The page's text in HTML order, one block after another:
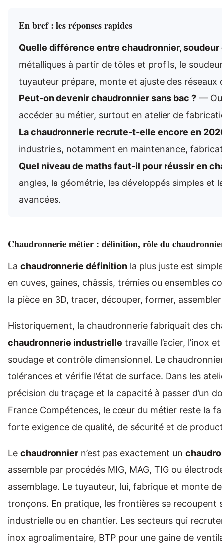
En bref : les réponses rapides
Quelle différence entre chaudronnier,
métalliques à partir de tôles et profils, le
tuyauteur prépare, monte et ajuste des réseaux
Peut-on devenir chaudronnier sans bac ? —
accéder au métier, surtout en atelier de
La chaudronnerie recrute-t-elle encore en
industriels, notamment en maintenance,
Quel niveau de maths faut-il pour réussir en
angles, la géométrie, les développés simples
avancées.
Chaudronnerie métier : définition, rôle du
La chaudronnerie définition la plus juste est
en cuves, gaines, châssis, trémies ou ensembles
la pièce en 3D, tracer, découper, former,
Historiquement, la chaudronnerie fabriquait des
chaudronnerie industrielle travaille l’acier, l’inox
soudage et contrôle dimensionnel. Le
tolérances et vérifie l’état de surface. Dans les
précision du traçage et la capacité à passer d’un
France Compétences, le cœur du métier reste la
forte exigence de qualité, de sécurité et de
Le chaudronnier n’est pas exactement un
assemble par procédés MIG, MAG, TIG ou
assemblage. Le tuyauteur, lui, fabrique et monte
tronçons. En pratique, les frontières se recoupent
industrielle ou en chantier. Les secteurs qui
inox agroalimentaire, BTP pour une gaine de